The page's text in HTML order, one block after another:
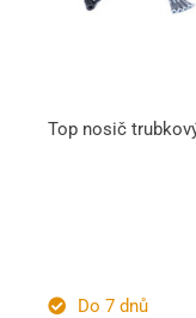
Top nosič
Do 7 dnů